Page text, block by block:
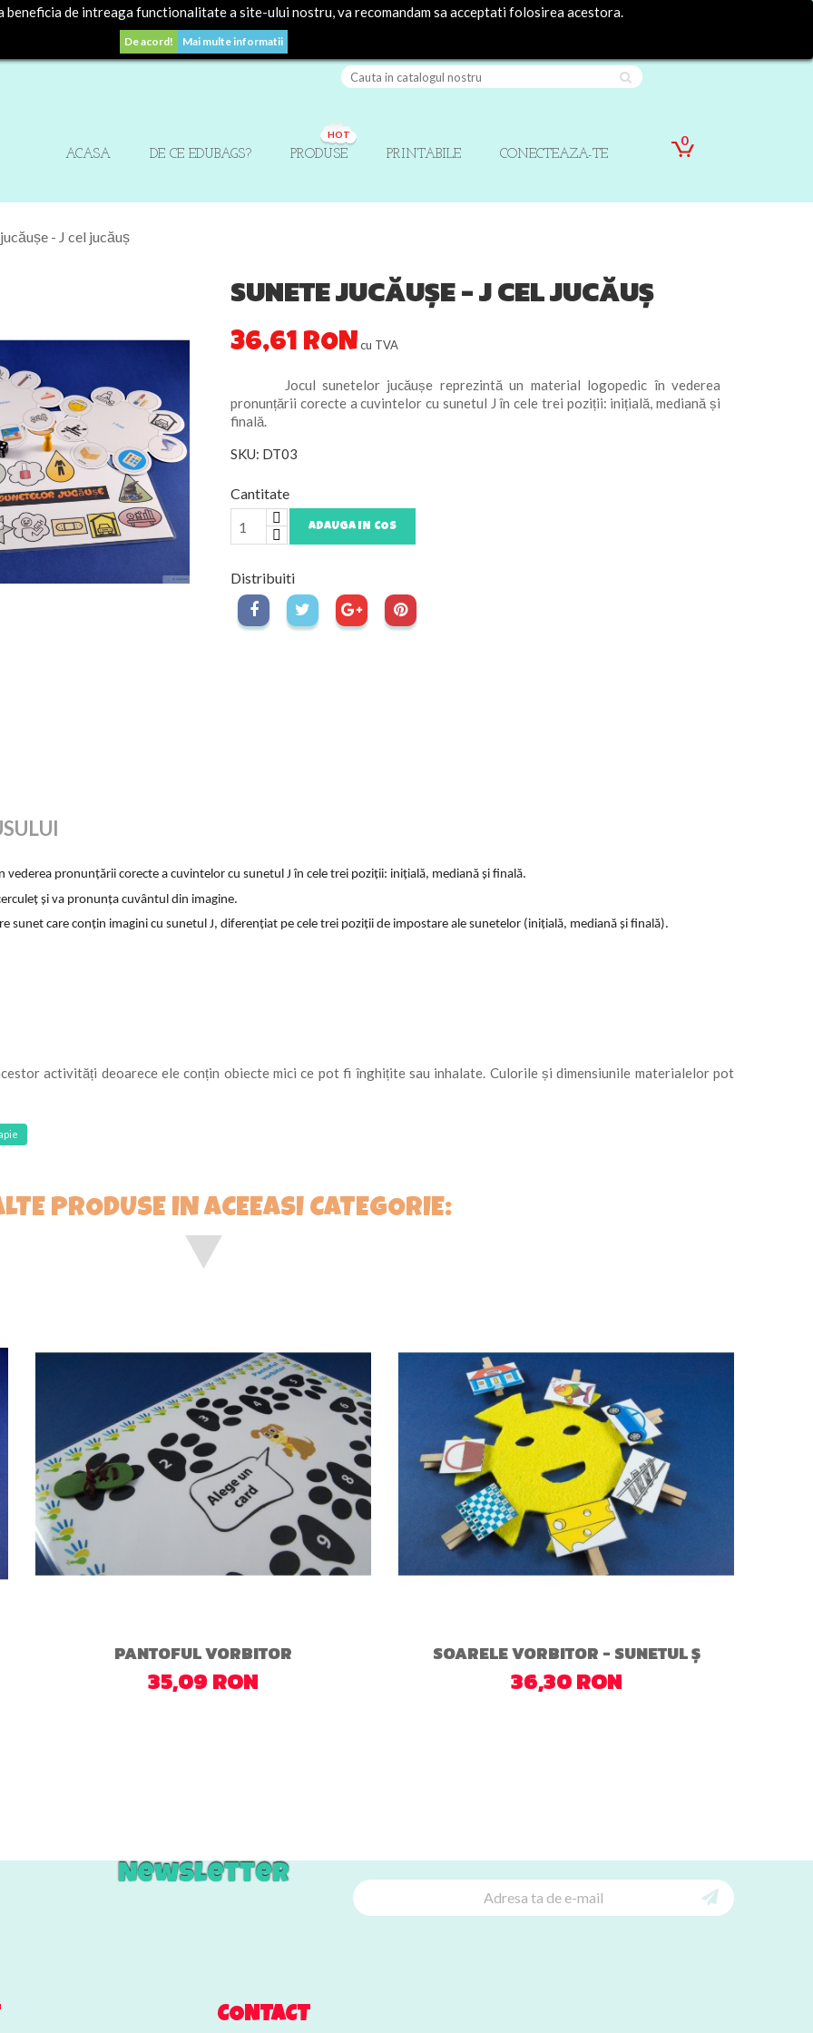
beneficia de intreaga functionalitate a site-ului nostru, va recomandam sa acceptati folosirea acestora.
De acord! Mai multe informatii
Contact
0
ACASA DE CE EDUBAGS? PRODUSE
HOT
PRINTABILE CONECTEAZA-TE
- J cel jucăuș
SUNETE JUCĂUȘE - J CEL JUCĂUȘ
36,61 RONcu TVA
Jocul sunetelor jucăușe reprezintă un material logopedic în vederea
pronunțării corecte a cuvintelor cu sunetul J în cele trei poziții: inițială, mediană și
finală.
SKU: DT03
Cantitate
ADAUGA IN COS
Distribuiti
pronunțării corecte a cuvintelor cu sunetul J în cele trei poziții: inițială, mediană și finală.
și va pronunța cuvântul din imagine.
care conțin imagini cu sunetul J, diferențiat pe cele trei poziții de impostare ale sunetelor (inițială, mediană și finală).
activități deoarece ele conțin obiecte mici ce pot fi înghițite sau inhalate. Culorile și dimensiunile materialelor pot
PRODUSE IN ACEEASI CATEGORIE:
PANTOFUL VORBITOR
35,09 RON
SOARELE VORBITOR - SUNETUL Ș
36,30 RON
Newsletter
CONTACT